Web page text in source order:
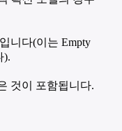
니다(이는 Empty
).
것이 포함됩니다.